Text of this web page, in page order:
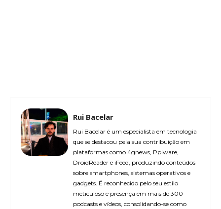
Rui Bacelar
Rui Bacelar é um especialista em tecnologia
que se destacou pela sua contribuição em
plataformas como 4gnews, Pplware,
DroidReader e iFeed, produzindo conteúdos
sobre smartphones, sistemas operativos e
gadgets. É reconhecido pelo seu estilo
meticuloso e presença em mais de 300
podcasts e vídeos, consolidando-se como